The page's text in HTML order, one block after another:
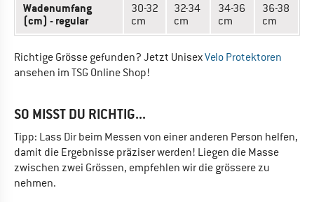
Wadenumfang
(cm) - regular
30-32
cm
32-34
cm
34-36
cm
36-38
cm
Richtige Grösse gefunden? Jetzt UnisexVelo Protektoren
ansehen im TSG Online Shop!
SO MISST DU RICHTIG...
Tipp: Lass Dir beim Messen von einer anderen Person helfen,
damit die Ergebnisse präziser werden! Liegen die Masse
zwischen zwei Grössen, empfehlen wir die grössere zu
nehmen.